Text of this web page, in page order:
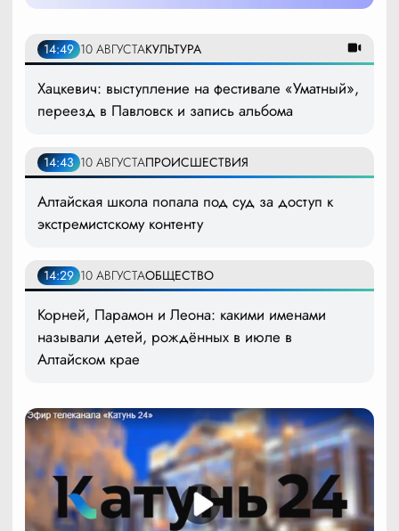
14:49 10 АВГУСТАКУЛЬТУРА
Хацкевич: выступление на фестивале «Уматный»,
переезд в Павловск и запись альбома
14:43 10 АВГУСТАПРОИСШЕСТВИЯ
Алтайская школа попала под суд за доступ к
экстремистскому контенту
14:29 10 АВГУСТАОБЩЕСТВО
Корней, Парамон и Леона: какими именами
называли детей, рождённых в июле в
Алтайском крае